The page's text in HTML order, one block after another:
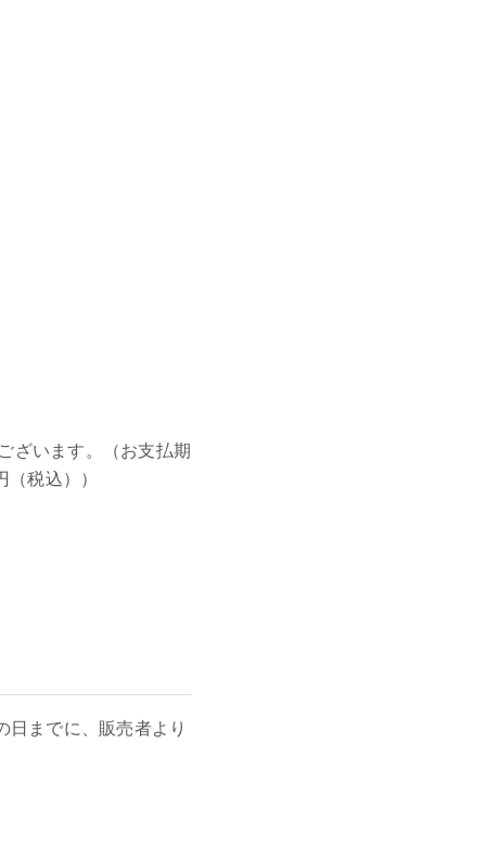
ざいます。（お支払期
税込））
までに、販売者より